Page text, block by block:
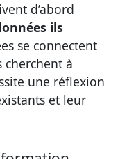
d’abord
ils
se connectent
cherchent à
une réflexion
et leur